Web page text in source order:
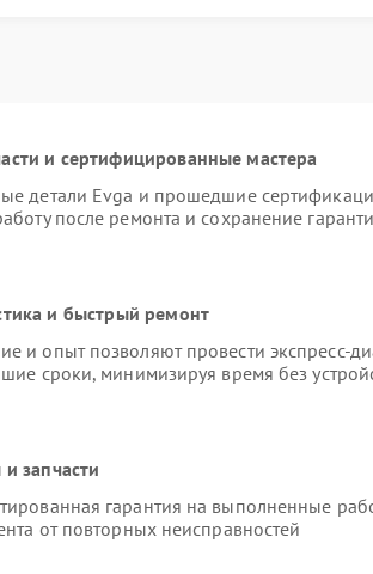
и сертифицированные мастера
детали Evga и прошедшие
после ремонта и сохранение
и быстрый ремонт
и опыт позволяют провести экспресс-
сроки, минимизируя время без
запчасти
гарантия на выполненные
от повторных неисправностей